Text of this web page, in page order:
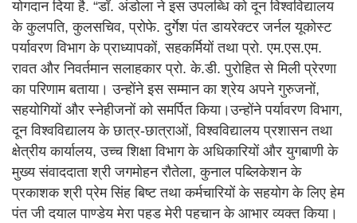
योगदान दिया है. “डॉ. अंडोला ने इस उपलब्धि को दून विश्वविद्यालय
के कुलपति, कुलसचिव, प्रोफे. दुर्गेश पंत डायरेक्टर जर्नल यूकोस्ट
पर्यावरण विभाग के प्राध्यापकों, सहकर्मियों तथा प्रो. एम.एस.एम.
रावत और निवर्तमान सलाहकार प्रो. के.डी. पुरोहित से मिली प्रेरणा
का परिणाम बताया। उन्होंने इस सम्मान का श्रेय अपने गुरुजनों,
सहयोगियों और स्नेहीजनों को समर्पित किया।उन्होंने पर्यावरण विभाग,
दून विश्वविद्यालय के छात्र-छात्राओं, विश्वविद्यालय प्रशासन तथा
क्षेत्रीय कार्यालय, उच्च शिक्षा विभाग के अधिकारियों और युगबाणी के
मुख्य संवाददाता श्री जगमोहन रौतेला, कुनाल पब्लिकेशन के
प्रकाशक श्री प्रेम सिंह बिष्ट तथा कर्मचारियों के सहयोग के लिए हेम
पंत जी दयाल पाण्डेय मेरा पहड मेरी पहचान के आभार व्यक्त किया।